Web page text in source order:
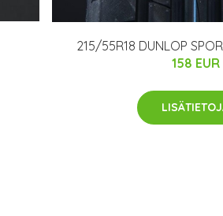
215/55R18 DUNLOP
158 EUR